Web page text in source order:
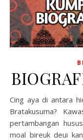
Cing aya di antara hidep anu kungsi apal ka Ir R. H. Ukar
Bratakusuma?
pertambangan
moal bireuk deui